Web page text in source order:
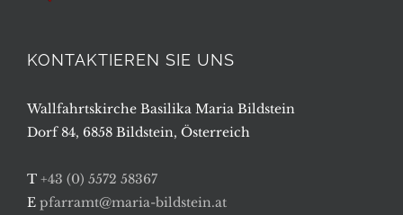
KONTAKTIEREN SIE UNS
Wallfahrtskirche Basilika Maria Bildstein
Dorf 84, 6858 Bildstein, Österreich
T +43 (0) 5572 58367
E pfarramt@maria-bildstein.at